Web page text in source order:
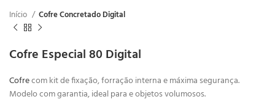
Início Cofre Concretado Digital
Cofre Especial 80 Digital
Cofrecom kit de fixação, forração interna e máxima segurança.
Modelo com garantia, ideal para e objetos volumosos.